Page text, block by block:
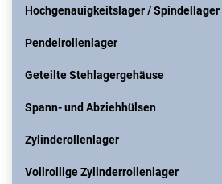
Hochgenauigkeitslager / Spindellager
Pendelrollenlager
Geteilte Stehlagergehäuse
Spann- und Abziehhülsen
Zylinderollenlager
Vollrollige Zylinderrollenlager